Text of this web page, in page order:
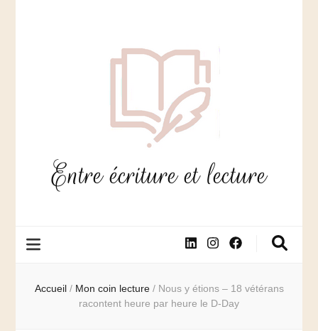
Entre écriture et lecture
Accueil / Mon coin lecture / Nous y étions – 18 vétérans
racontent heure par heure le D-Day